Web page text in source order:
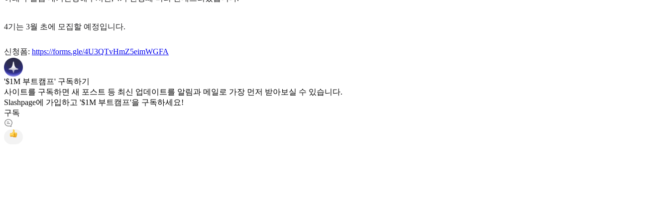
4기는 3월 초에 모집할 예정입니다.
신청폼: https://forms.gle/4U3QTvHmZ5eimWGFA
'$1M 부트캠프' 구독하기
사이트를 구독하면 새 포스트 등 최신 업데이트를 알림과 메일로 가장 먼저 받아보실 수 있습니다.
Slashpage에 가입하고 '$1M 부트캠프'을 구독하세요!
구독